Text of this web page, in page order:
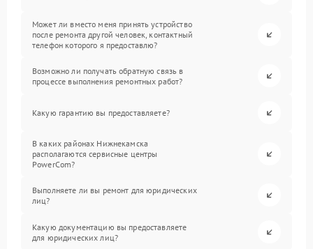
Может ли вместо меня принять устройство
после ремонта другой человек, контактный
телефон которого я предоставлю?
Возможно ли получать обратную связь в
процессе выполнения ремонтных работ?
Какую гарантию вы предоставляете?
В каких районах Нижнекамска
располагаются сервисные центры
PowerCom?
Выполняете ли вы ремонт для юридических
лиц?
Какую документацию вы предоставляете
для юридических лиц?